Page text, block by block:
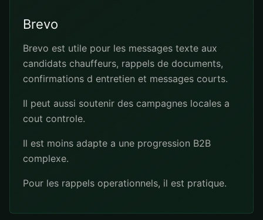
Brevo
Brevo est utile pour les messages texte aux
candidats chauffeurs, rappels de documents,
confirmations d entretien et messages courts.
Il peut aussi soutenir des campagnes locales a
cout controle.
Il est moins adapte a une progression B2B
complexe.
Pour les rappels operationnels, il est pratique.